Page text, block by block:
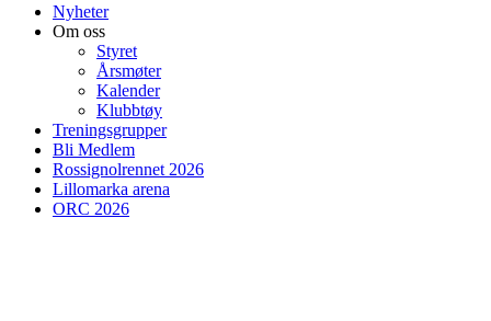
Nyheter
Om oss
Styret
Årsmøter
Kalender
Klubbtøy
Treningsgrupper
Bli Medlem
Rossignolrennet 2026
Lillomarka arena
ORC 2026